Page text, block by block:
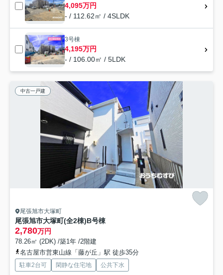
4,095万円
- / 112.62㎡ / 4SLDK
3号棟
4,195万円
- / 106.00㎡ / 5LDK
中古一戸建
尾張旭市大塚町
尾張旭市大塚町(全2棟)B号棟
2,780万円
78.26㎡ (2DK) /築1年 /2階建
名古屋市営東山線「藤が丘」駅 徒歩35分
駐車2台可 閑静な住宅地 公共下水